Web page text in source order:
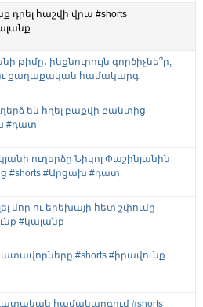
դրել հաշվի վրա #shorts
թիմը․ ինքնուրույն գործիչնե՞ր,
քաղաքական համակարգ
են հղել բաքվի բանտից
#դատ
ուղերձը Նիկոլ Փաշինյանին
#shorts #Արցախ #դատ
մոր ու երեխայի հետ շփումը
#կալանք
#shorts #իրավունք
համակարգում #shorts